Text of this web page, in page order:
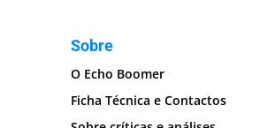
Sobre
O Echo Boomer
Ficha Técnica e Contactos